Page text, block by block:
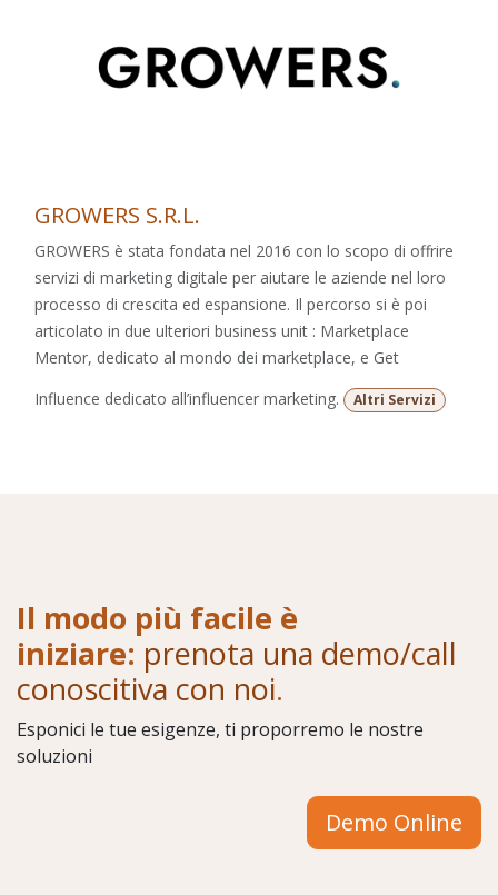
GROWERS S.R.L.
GROWERS è stata fondata nel 2016 con lo scopo di offrire
servizi di marketing digitale per aiutare le aziende nel loro
processo di crescita ed espansione. Il percorso si è poi
articolato in due ulteriori business unit : Marketplace
Mentor, dedicato al mondo dei marketplace, e Get
Influence dedicato all’influencer marketing.
Altri Servizi
Il modo più facile è
iniziare: prenota una demo/call
conoscitiva con noi.
Esponici le tue esigenze, ti proporremo le nostre
soluzioni
Demo Online